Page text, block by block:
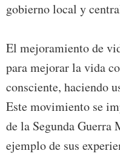
gobierno local y
El mejoramiento de
para mejorar la vida
consciente, haciendo
Este movimiento se
de la Segunda
ejemplo de sus